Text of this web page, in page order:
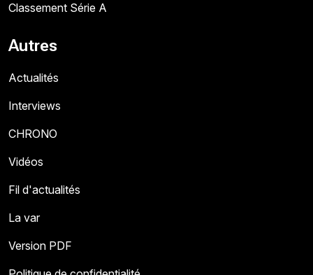
Classement Série A
Autres
Actualités
Interviews
CHRONO
Vidéos
Fil d'actualités
La var
Version PDF